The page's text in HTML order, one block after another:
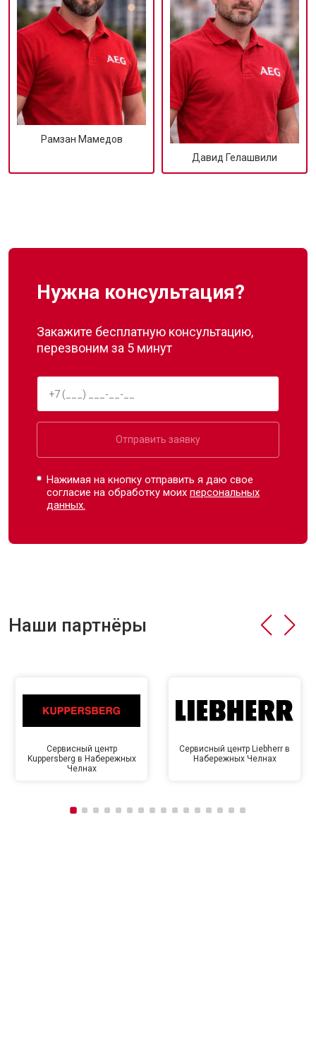
Рамзан Мамедов
Давид Гелашвили
Нужна консультация?
Закажите бесплатную консультацию,
перезвоним за 5 минут
Отправить заявку
Нажимая на кнопку отправить я даю свое
согласие на обработку моихперсональных
данных.
Наши партнёры
Сервисный центр
Kuppersberg в Набережных
Челнах
Сервисный центр Liebherr в
Набережных Челнах